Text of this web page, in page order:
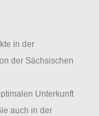
in der
der Sächsischen
Unterkunft
auch in der